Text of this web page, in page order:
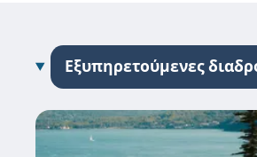
Εξυπηρετούμενες